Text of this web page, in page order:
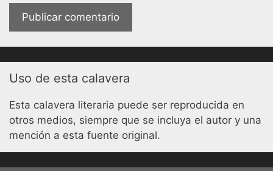
Uso de esta calavera
Esta calavera literaria puede ser reproducida en
otros medios, siempre que se incluya el autor y una
mención a esta fuente original.